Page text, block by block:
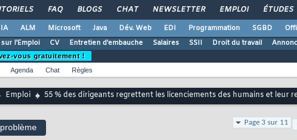
FAQ BLOGS CHAT NEWSLETTER EMPLOI ÉTUDES
IA ALM Microsoft Java Dév. Web EDI Programmation SGBD
l'Emploi
CV Entretien d'embauche Salaires SSII Droit du travail
vous gratuitement !
Agenda Chat Règles
Emploi 55 % des dirigeants regrettent les licenciements des humains et leur
Page 3 sur 11